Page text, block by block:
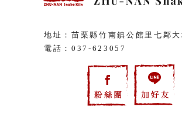
地址：苗栗縣竹南鎮公館里七鄰大
電話：037-623057